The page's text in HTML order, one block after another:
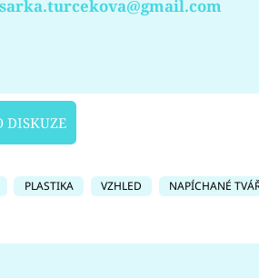
sarka.turcekova@gmail.com
DISKUZE
PLASTIKA VZHLED NAPÍCHANÉ